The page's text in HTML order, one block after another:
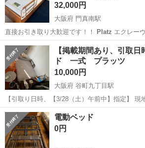
32,000円
大阪府 門真南駅
直接お引き取り大歓迎です！！
Platz エクレー
部…
大阪 門真市 門真南駅 ベッド
【掲載期間あり、引取
ド 一式 プラッツ
10,000円
大阪府 谷町九丁目駅
【引取り日時、【3/28（土）午前中】指定】 現地引取り可能な方お願
いします。 ※当日、運び出しの手伝いはできま
等は分かりかねます。ご了承ください※ 一式 ・フレーム ・手すり
・...
大阪 大阪市 谷町九丁目駅
電動ベッド
0円